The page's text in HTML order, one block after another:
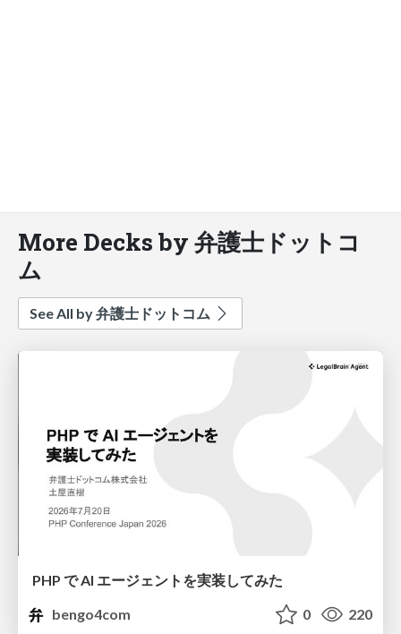
More Decks by 弁護士ドットコ
ム
See All by 弁護士ドットコム
PHP で AI エージェントを実装してみた
bengo4com
0 220